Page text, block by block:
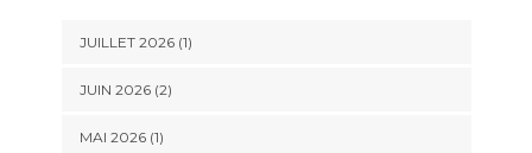
JUILLET 2026(1)
JUIN 2026(2)
MAI 2026(1)